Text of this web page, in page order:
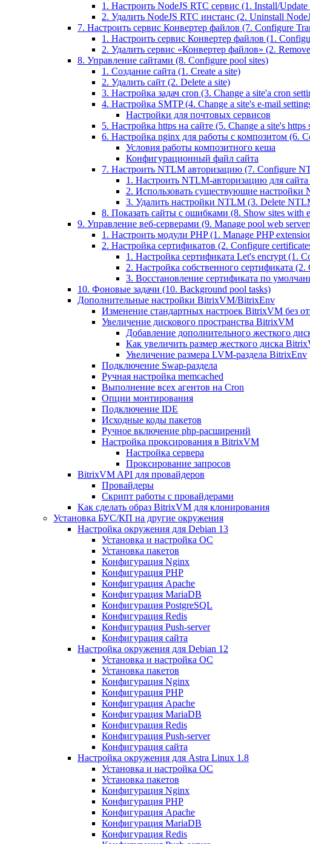
1. Настроить NodeJS RTC сервис (1. Install/
2. Удалить NodeJS RTC инстанс (2. Uninstall
7. Настроить сервис Конвертер файлов (7. Configure
1. Настроить сервис Конвертер файлов (1.
2. Удалить сервис «Конвертер файлов» (2.
8. Управление сайтами (8. Configure pool sites)
1. Создание сайта (1. Create a site)
2. Удалить сайт (2. Delete a site)
3. Настройка задач cron (3. Change a site'a cron
4. Настройка SMTP (4. Change a site's e-mail
Настройки для почтовых сервисов
5. Настройка https на сайте (5. Change a site's https
6. Настройка nginx для работы с композитом (6.
Условия работы композитного кеша
Конфигурационный файл сайта
7. Настроить NTLM авторизацию (7. Configure
1. Настроить NTLM-авторизацию для
2. Использовать существующие настройки
3. Удалить настройки NTLM (3. Delete
8. Показать сайты с ошибками (8. Show sites with
9. Управление веб-серверами (9. Manage pool web
1. Настроить модули PHP (1. Manage PHP
2. Настройка сертификатов (2. Configure
1. Настройка сертификата Let's encrypt (1.
2. Настройка собственного сертификата
3. Восстановление сертификата по
10. Фоновые задачи (10. Background pool tasks)
Дополнительные настройки BitrixVM/BitrixEnv
Изменение стандартных настроек BitrixVM без
Увеличение дискового пространства BitrixVM
Добавление дополнительного жесткого
Как увеличить размер жесткого диска
Увеличение размера LVM-раздела BitrixEnv
Подключение Swap-раздела
Ручная настройка memcached
Выполнение всех агентов на Cron
Опции монтирования
Подключение IDE
Исходные коды пакетов
Ручное включение php-расширений
Настройка проксирования в BitrixVM
Настройка сервера
Проксирование запросов
BitrixVM API для провайдеров
Провайдеры
Скрипт работы с провайдерами
Как сделать образ BitrixVM для клонирования
Установка БУС/КП на другие окружения
Настройка окружения для Debian 13
Установка и настройка ОС
Установка пакетов
Конфигурация Nginx
Конфигурация PHP
Конфигурация Apache
Конфигурация MariaDB
Конфигурация PostgreSQL
Конфигурация Redis
Конфигурация Push-server
Конфигурация сайта
Настройка окружения для Debian 12
Установка и настройка ОС
Установка пакетов
Конфигурация Nginx
Конфигурация PHP
Конфигурация Apache
Конфигурация MariaDB
Конфигурация Redis
Конфигурация Push-server
Конфигурация сайта
Настройка окружения для Astra Linux 1.8
Установка и настройка ОС
Установка пакетов
Конфигурация Nginx
Конфигурация PHP
Конфигурация Apache
Конфигурация MariaDB
Конфигурация Redis